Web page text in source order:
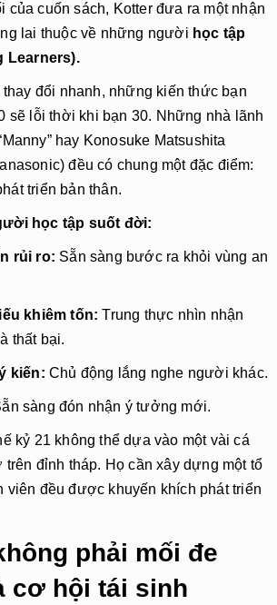
của cuốn sách, Kotter đưa ra một nhận
lai thuộc về những người học tập
Learners).
đổi nhanh, những kiến thức bạn
sẽ lỗi thời khi bạn 30. Những nhà lãnh
hay Konosuke Matsushita
đều có chung một đặc điểm:
triển bản thân.
học tập suốt đời:
rủi ro: Sẵn sàng bước ra khỏi vùng an
khiêm tốn: Trung thực nhìn nhận
thất bại.
kiến: Chủ động lắng nghe người khác.
sàng đón nhận ý tưởng mới.
kỷ 21 không thể dựa vào một vài cá
trên đỉnh tháp. Họ cần xây dựng một tổ
viên đều được khuyến khích phát triển
phải mối đe
cơ hội tái sinh